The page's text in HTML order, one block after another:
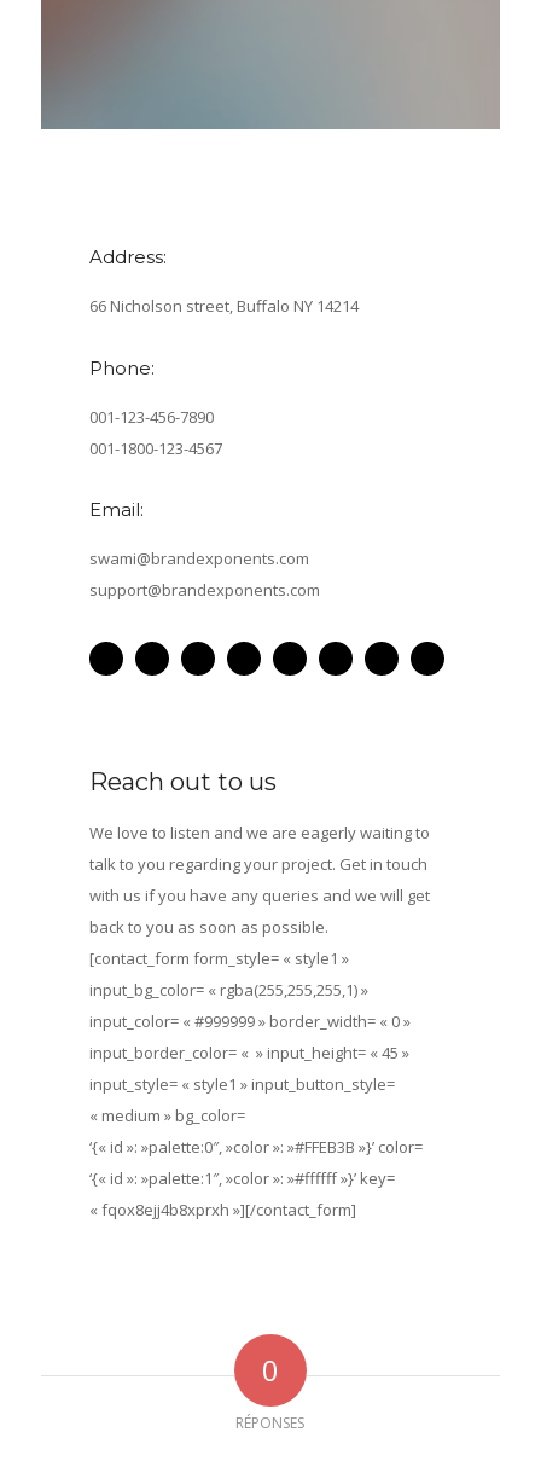
Address:
66 Nicholson street, Buffalo NY 14214
Phone:
001-123-456-7890
001-1800-123-4567
Email:
swami@brandexponents.com
support@brandexponents.com
Reach out to us
We love to listen and we are eagerly waiting to
talk to you regarding your project. Get in touch
with us if you have any queries and we will get
back to you as soon as possible.
[contact_form form_style= « style1 »
input_bg_color= « rgba(255,255,255,1) »
input_color= « #999999 » border_width= « 0 »
input_border_color= « » input_height= « 45 »
input_style= « style1 » input_button_style=
« medium » bg_color=
‘{« id »: »palette:0″, »color »: »#FFEB3B »}’ color=
‘{« id »: »palette:1″, »color »: »#ffffff »}’ key=
« fqox8ejj4b8xprxh »][/contact_form]
0
RÉPONSES